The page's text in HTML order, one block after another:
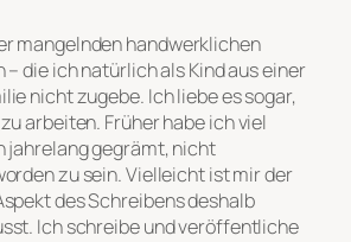
mangelnden handwerklichen
– die ich natürlich als Kind aus einer
nicht zugebe. Ich liebe es sogar,
arbeiten. Früher habe ich viel
jahrelang gegrämt, nicht
zu sein. Vielleicht ist mir der
des Schreibens deshalb
Ich schreibe und veröffentliche